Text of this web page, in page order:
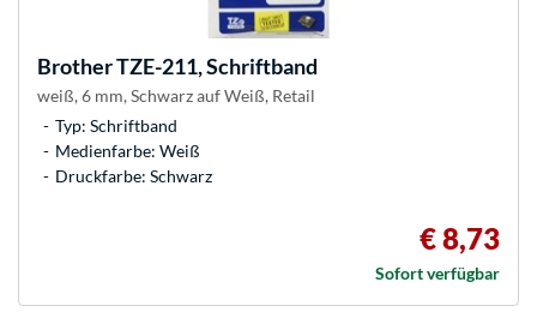
BrotherTZE-211, Schriftband
weiß, 6 mm, Schwarz auf Weiß, Retail
Typ: Schriftband
Medienfarbe: Weiß
Druckfarbe: Schwarz
€ 8,73
Sofort verfügbar